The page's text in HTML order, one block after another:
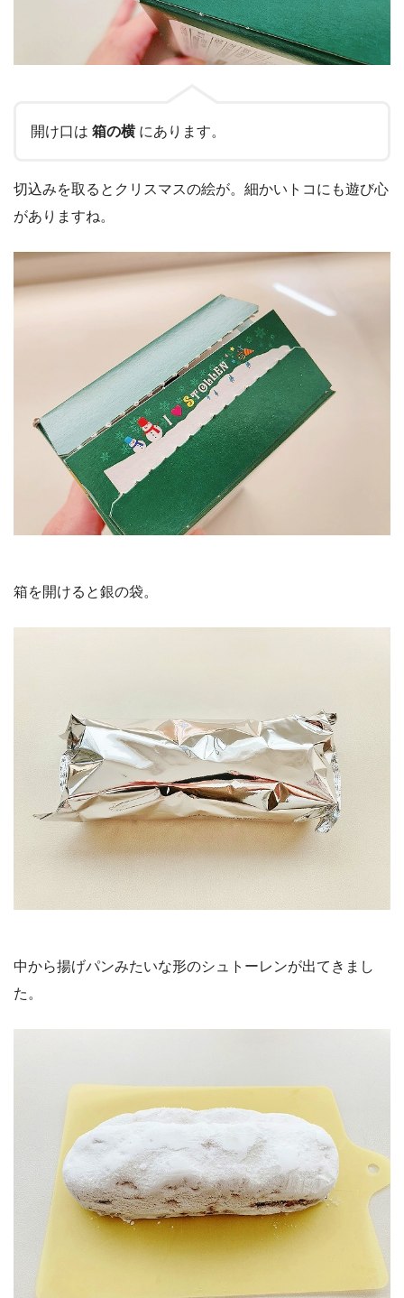
開け口は 箱の横にあります。
切込みを取るとクリスマスの絵が。細かいトコにも遊び心
がありますね。
箱を開けると銀の袋。
中から揚げパンみたいな形のシュトーレンが出てきまし
た。